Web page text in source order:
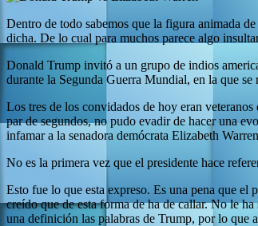
Dentro de todo sabemos que la figura animada
dicha. De lo cual para muchos parece algo
Donald Trump invitó a un grupo de indios
durante la Segunda Guerra Mundial, en la que
Los tres de los convidados de hoy eran
par de segundos, no pudo evadir de hacer una
infamar a la senadora demócrata Elizabeth
No es la primera vez que el presidente hace
Esto fue lo que esta expreso. Es una pena que
creído que de esta forma de ha de callar. No le
una definición las palabras de Trump, por lo que